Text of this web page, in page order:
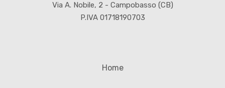
Via A. Nobile, 2 - Campobasso (CB)
P.IVA 01718190703
Home